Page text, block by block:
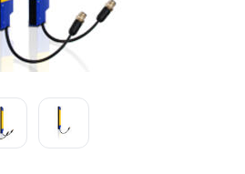
svetelná závora 14/630 mm